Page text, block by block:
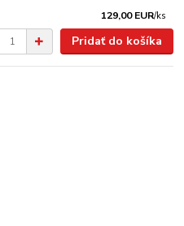
129,00 EUR/ks
Pridať do košíka